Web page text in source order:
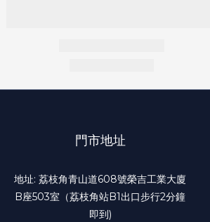
門市地址
地址: 荔枝角青山道608號榮吉工業大廈
B座503室（荔枝角站B1出口步行2分鐘
即到)